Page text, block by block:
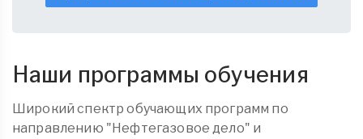
Наши программы обучения
Широкий спектр обучающих программ по
направлению "Нефтегазовое дело" и